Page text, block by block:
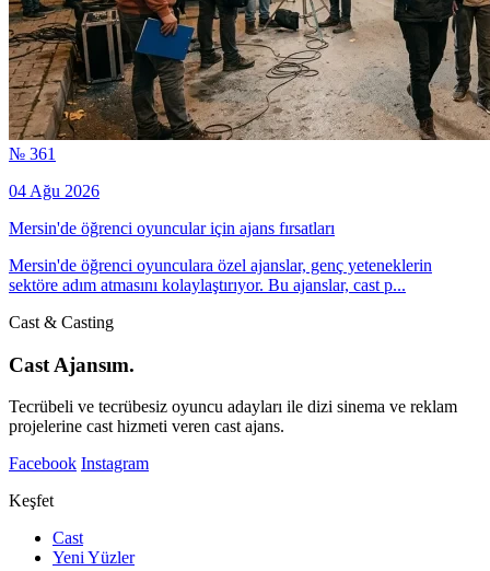
№ 361
04 Ağu 2026
Mersin'de öğrenci oyuncular için ajans fırsatları
Mersin'de öğrenci oyunculara özel ajanslar, genç yeteneklerin
sektöre adım atmasını kolaylaştırıyor. Bu ajanslar, cast p...
Cast & Casting
Cast Ajansım.
Tecrübeli ve tecrübesiz oyuncu adayları ile dizi sinema ve reklam
projelerine cast hizmeti veren cast ajans.
Facebook Instagram
Keşfet
Cast
Yeni Yüzler